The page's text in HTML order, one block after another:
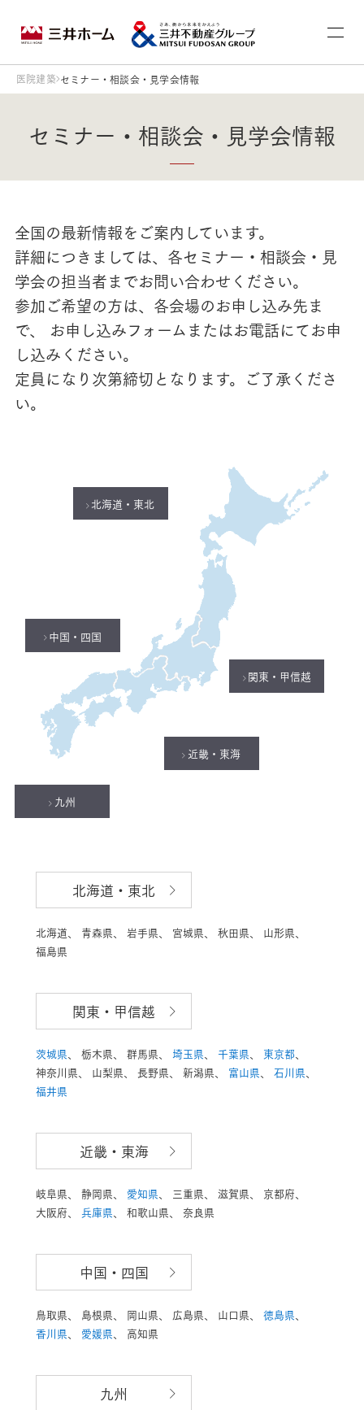
医院建築 セミナー・相談会・見学会情報
セミナー・相談会・見学会情報
全国の最新情報をご案内しています。
詳細につきましては、各セミナー・相談会・見
学会の担当者までお問い合わせください。
参加ご希望の方は、各会場のお申し込み先ま
で、 お申し込みフォームまたはお電話にてお申
し込みください。
定員になり次第締切となります。ご了承くださ
い。
北海道・東北
北海道、 青森県、 岩手県、 宮城県、 秋田県、
山形県、
福島県
関東・甲信越
茨城県 栃木県、 群馬県、 埼玉県 千葉県 東京都
神奈川県、
山梨県、 長野県、 新潟県、 富山県 石川県
福井県
近畿・東海
岐阜県、 静岡県、 愛知県 三重県、 滋賀県、
京都府、
大阪府、
兵庫県 和歌山県、 奈良県
中国・四国
鳥取県、 島根県、 岡山県、 広島県、 山口県、 徳島県
香川県
愛媛県 高知県
九州
北海道・東北
関東・甲信越
近畿・東海
中国・四国
九州